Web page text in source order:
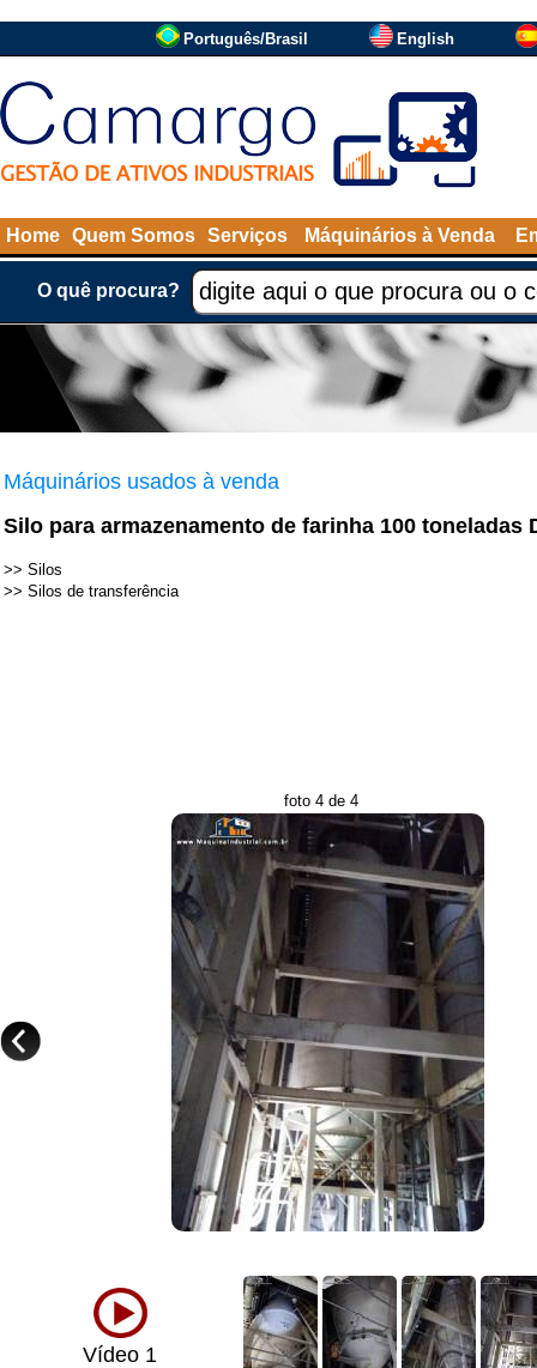
Português/Brasil English
Home Quem Somos Serviços Máquinários à Venda
O quê procura?
Máquinários usados à venda
Silo para armazenamento de farinha 100 toneladas
>> Silos
>> Silos de transferência
foto 4 de 4
Vídeo 1